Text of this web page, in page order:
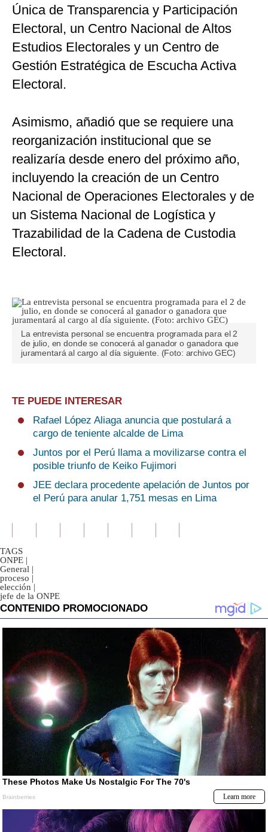
Única de Transparencia y Participación
Electoral, un Centro Nacional de Altos
Estudios Electorales y un Centro de
Gestión Estratégica de Escucha Activa
Electoral.
Asimismo, añadió que se requiere una
reorganización institucional que se
realizaría desde enero del próximo año,
incluyendo la creación de un Centro
Nacional de Operaciones Electorales y de
un Sistema Nacional de Logística y
Trazabilidad de la Cadena de Custodia
Electoral.
La entrevista personal se encuentra programada para el 2
de julio, en donde se conocerá al ganador o ganadora que
juramentará al cargo al día siguiente. (Foto: archivo GEC)
TE PUEDE INTERESAR
Rafael López Aliaga anuncia que postulará a
cargo de teniente alcalde de Lima
Juntos por el Perú llama a movilizarse contra el
posible triunfo de Keiko Fujimori
JEE declara procedente apelación de Juntos por
el Perú para anular 1,751 mesas en Lima
TAGS
ONPE |
General |
proceso |
elección |
jefe de la ONPE